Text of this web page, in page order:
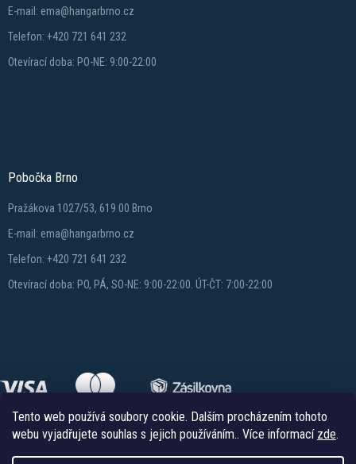
Tento web používá soubory cookie. Dalším procházením tohoto
webu vyjadřujete souhlas s jejich používáním.. Více informací zde.
E-mail: ema@hangarbrno.cz
Telefon: +420 721 641 232
Otevírací doba: PO-NE: 9:00-22:00
Pobočka Brno
Pražákova 1027/53, 619 00 Brno
E-mail: ema@hangarbrno.cz
Telefon: +420 721 641 232
Otevírací doba: PO, PÁ, SO-NE: 9:00-22:00. ÚT-ČT: 7:00-22:00